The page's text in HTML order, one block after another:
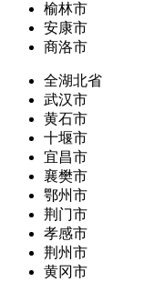
榆林市
安康市
商洛市
全湖北省
武汉市
黄石市
十堰市
宜昌市
襄樊市
鄂州市
荆门市
孝感市
荆州市
黄冈市